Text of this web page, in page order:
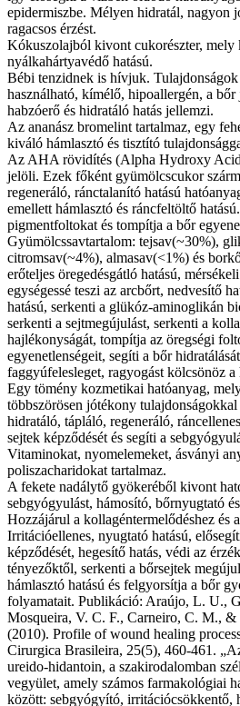
epidermiszbe. Mélyen hidratál, nagyon
ragacsos érzést.
Kókuszolajból kivont cukorészter, mely
nyálkahártyavédő hatású.
Bébi tenzidnek is hívjuk.
használható, kímélő, hipoallergén, a
habzóerő és hidratáló hatás jellemzi.
Az ananász bromelint tartalmaz, egy
kiváló hámlasztó és tisztító
Az AHA rövidítés (Alpha Hydroxy
jelöli. Ezek főként gyümölcscukor
regeneráló, ránctalanító hatású
emellett hámlasztó és ráncfeltöltő
pigmentfoltokat és tompítja a bőr
Gyümölcssavtartalom: tejsav(~30%),
citromsav(~4%), almasav(<1%) és
erőteljes öregedésgátló hatású,
egységessé teszi az arcbőrt, nedvesítő
hatású, serkenti a glükóz-aminoglikán
serkenti a sejtmegújulást, serkenti a
hajlékonyságát, tompítja az öregségi
egyenetlenségeit, segíti a bőr
faggyúfelesleget, ragyogást kölcsönöz a
Egy tömény kozmetikai hatóanyag,
többszörösen jótékony
hidratáló, tápláló, regeneráló,
sejtek képződését és segíti a
Vitaminokat, nyomelemeket, ásványi
poliszacharidokat tartalmaz.
A fekete nadálytő gyökeréből kivont
sebgyógyulást, hámosító, bőrnyugtató
Hozzájárul a kollagéntermelődéshez és
Irritációellenes, nyugtató hatású,
képződését, hegesítő hatás, védi az
tényezőktől, serkenti a bőrsejtek
hámlasztó hatású és felgyorsítja a bőr
folyamatait. Publikáció: Araújo, L. U.,
Mosqueira, V. C. F., Carneiro, C. M.,
(2010). Profile of wound healing
Cirurgica Brasileira, 25(5), 460-461.
ureido-hidantoin, a szakirodalomban
vegyület, amely számos farmakológiai
között: sebgyógyító, irritációcsökkentő,